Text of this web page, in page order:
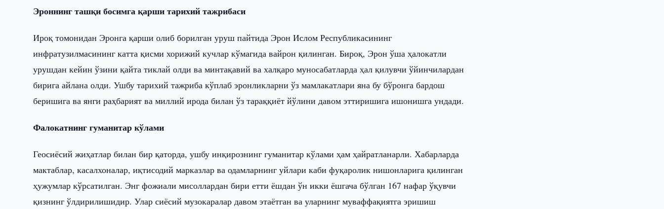
Эроннинг ташқи босимга қарши тарихий тажрибаси
Ироқ томонидан Эронга қарши олиб борилган уруш пайтида Эрон Ислом Республикасининг
инфратузилмасининг катта қисми хорижий кучлар кўмагида вайрон қилинган. Бироқ, Эрон ўша ҳалокатли
урушдан кейин ўзини қайта тиклай олди ва минтақавий ва халқаро муносабатларда ҳал қилувчи ўйинчилардан
бирига айлана олди. Ушбу тарихий тажриба кўплаб эронликларни ўз мамлакатлари яна бу бўронга бардош
беришига ва янги раҳбарият ва миллий ирода билан ўз тараққиёт йўлини давом эттиришига ишонишга ундади.
Фалокатнинг гуманитар кўлами
Геосиёсий жиҳатлар билан бир қаторда, ушбу инқирознинг гуманитар кўлами ҳам ҳайратланарли. Хабарларда
мактаблар, касалхоналар, иқтисодий марказлар ва одамларнинг уйлари каби фуқаролик нишонларига қилинган
ҳужумлар кўрсатилган. Энг фожиали мисоллардан бири етти ёшдан ўн икки ёшгача бўлган 167 нафар ўқувчи
қизнинг ўлдирилишидир. Улар сиёсий музокаралар давом этаётган ва уларнинг муваффақиятга эришиш